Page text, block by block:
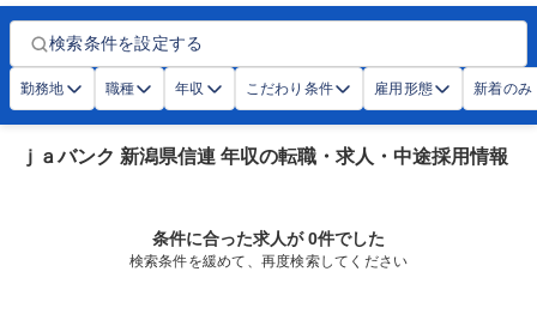
検索条件を設定する
勤務地 職種 年収 こだわり条件 雇用形態 新着のみ
ｊａバンク 新潟県信連 年収の転職・求人・中途採用情報
条件に合った求人が 0件でした
検索条件を緩めて、再度検索してください